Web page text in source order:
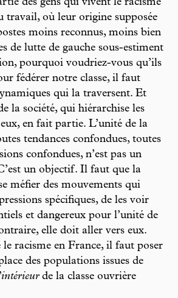
travail, où leur origine supposée
moins reconnus, moins bien
de lutte de gauche sous-estiment
pourquoi voudriez-vous qu’ils
fédérer notre classe, il faut
qui la traversent. Et
la société, qui hiérarchise les
en fait partie. L’unité de la
tendances confondues, toutes
confondues, n’est pas un
un objectif. Il faut que la
méfier des mouvements qui
spécifiques, de les voir
et dangereux pour l’unité de
elle doit aller vers eux.
racisme en France, il faut poser
des populations issues de
de la classe ouvrière